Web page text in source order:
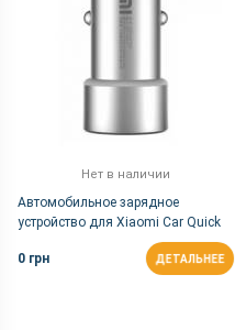
Нет в наличии
Автомобильное зарядное
устройство для Xiaomi Car Quick
Charger 3.0 Silver (CZCDQ02ZM)
0 грн
ДЕТАЛЬНЕЕ